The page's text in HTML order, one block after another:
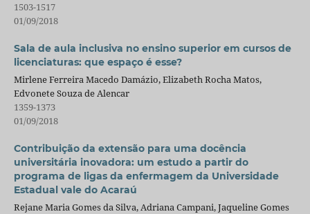
1503-1517
01/09/2018
Sala de aula inclusiva no ensino superior em cursos de
licenciaturas: que espaço é esse?
Mirlene Ferreira Macedo Damázio, Elizabeth Rocha Matos,
Edvonete Souza de Alencar
1359-1373
01/09/2018
Contribuição da extensão para uma docência
universitária inovadora: um estudo a partir do
programa de ligas da enfermagem da Universidade
Estadual vale do Acaraú
Rejane Maria Gomes da Silva, Adriana Campani, Jaqueline Gomes